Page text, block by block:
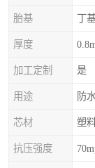
胎基 丁
厚度
加工定制 是
用途 防水
芯材 塑
抗压强度